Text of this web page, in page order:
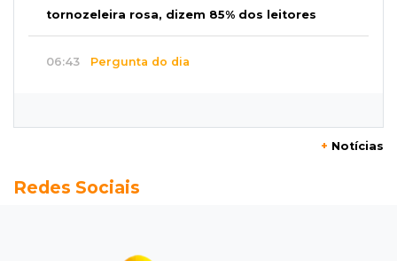
tornozeleira rosa, dizem 85% dos leitores
06:43 Pergunta do dia
MP vai investigar adesão a programa de
Artigos
+ Notícias
Redes Sociais